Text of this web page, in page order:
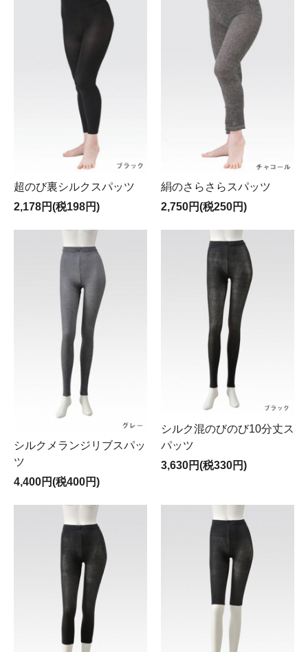
超のび裏シルクスパッツ
2,178円(税198円)
絹のさらさらスパッツ
2,750円(税250円)
シルクメランジリブスパッ
ツ
4,400円(税400円)
シルク混のびのび10分丈ス
パッツ
3,630円(税330円)